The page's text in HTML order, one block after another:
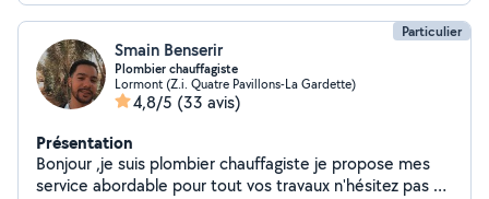
Particulier
Smain Benserir
Plombier chauffagiste
Lormont (Z.i. Quatre Pavillons-La Gardette)
4,8/5 (33 avis)
Présentation
Bonjour ,je suis plombier chauffagiste je propose mes
service abordable pour tout vos travaux n'hésitez pas à